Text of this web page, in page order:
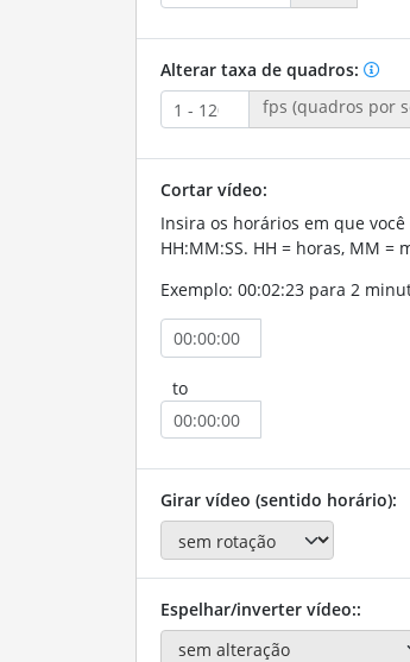
Alterar taxa de quadros:
fps (quadros por
Cortar vídeo:
Insira os horários em que
HH:MM:SS. HH = horas, MM =
Exemplo: 00:02:23 para 2
to
Girar vídeo (sentido horário):
Espelhar/inverter vídeo::